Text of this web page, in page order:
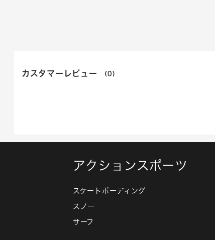
カスタマーレビュー (0)
アクションスポーツ
スケートボーディング
スノー
サーフ